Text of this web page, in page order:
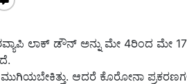
ಲಾಕ್ ಡೌನ್ ಅನ್ನು ಮೇ 4ರಿಂದ ಮೇ 17
ಆದರೆ ಕೊರೋನಾ